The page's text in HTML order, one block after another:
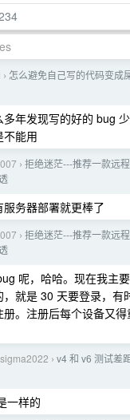
› 怎么避免自己写的代码变成
年发现写的好的 bug
不能用
› 拒绝迷茫---推荐一款远
务器部署就更棒了
› 拒绝迷茫---推荐一款远
呢，哈哈。现在我主要
就是 30 天要登录，有
。注册后每个设备又
› v4 和 v6 测试差
一样的